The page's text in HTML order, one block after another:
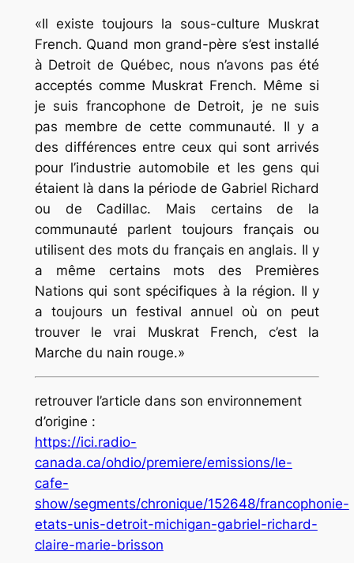
Il existe toujours la sous-culture Muskrat
French. Quand mon grand-père s’est installé
à Detroit de Québec, nous n’avons pas été
acceptés comme Muskrat French. Même si
je suis francophone de Detroit, je ne suis
pas membre de cette communauté. Il y a
des différences entre ceux qui sont arrivés
pour l’industrie automobile et les gens qui
étaient là dans la période de Gabriel Richard
ou de Cadillac. Mais certains de la
communauté parlent toujours français ou
utilisent des mots du français en anglais. Il y
a même certains mots des Premières
Nations qui sont spécifiques à la région. Il y
a toujours un festival annuel où on peut
trouver le vrai Muskrat French, c’est la
Marche du nain rouge.
retrouver l’article dans son environnement
d’origine :
https://ici.radio-
canada.ca/ohdio/premiere/emissions/le-
cafe-
show/segments/chronique/152648/francophonie-
etats-unis-detroit-michigan-gabriel-richard-
claire-marie-brisson